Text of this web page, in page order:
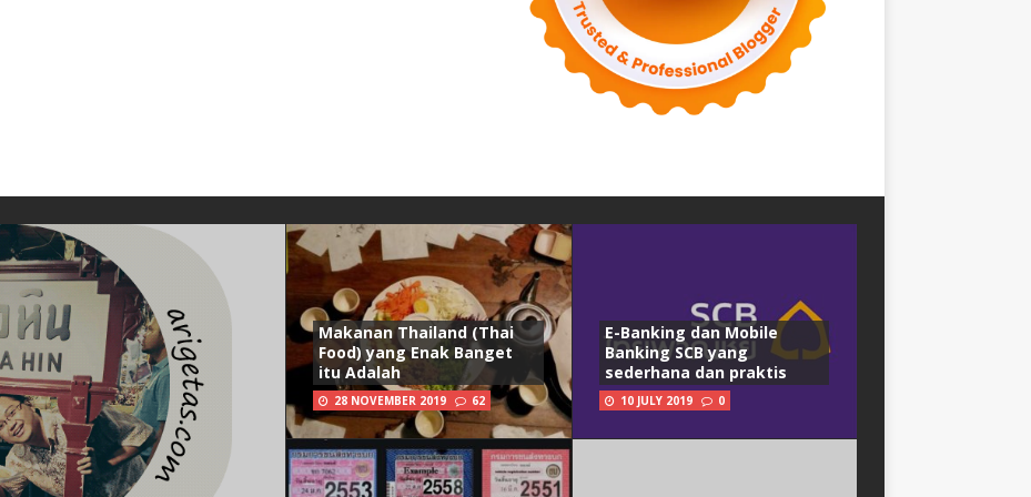
Makanan Thailand (Thai
Food) yang Enak Banget
itu Adalah
28 NOVEMBER 2019 62
E-Banking dan Mobile
Banking SCB yang
sederhana dan praktis
10 JULY 2019 0